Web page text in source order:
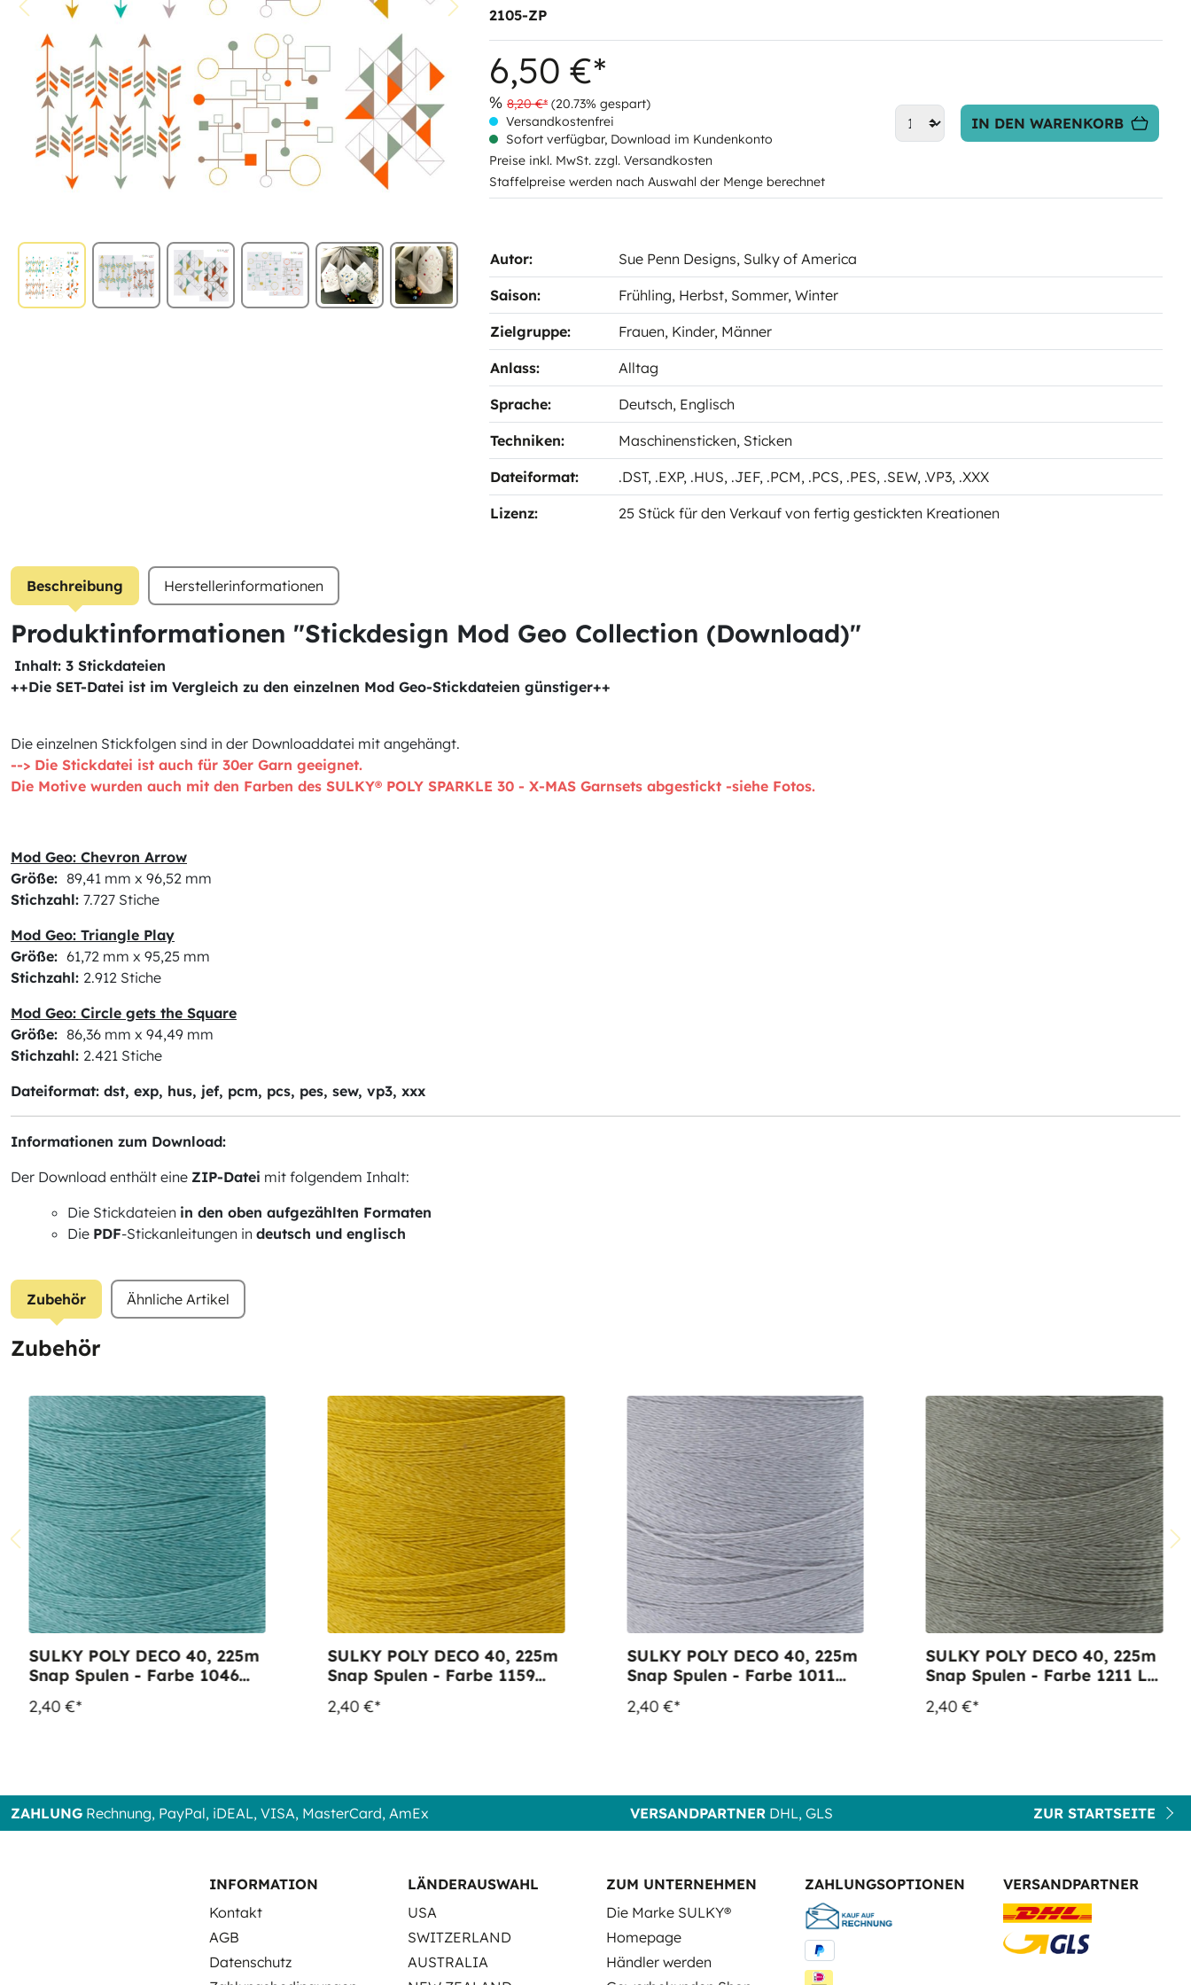
2105-ZP
6,50 €*
% 8,20 €* (20.73% gespart)
Versandkostenfrei
Sofort verfügbar, Download im Kundenkonto
Preise inkl. MwSt. zzgl. Versandkosten
Staffelpreise werden nach Auswahl der Menge berechnet
IN DEN WARENKORB
Autor: Sue Penn Designs, Sulky of America
Saison: Frühling, Herbst, Sommer, Winter
Zielgruppe: Frauen, Kinder, Männer
Anlass: Alltag
Sprache: Deutsch, Englisch
Techniken: Maschinensticken, Sticken
Dateiformat: .DST, .EXP, .HUS, .JEF, .PCM, .PCS, .PES, .SEW, .VP3, .XXX
Lizenz: 25 Stück für den Verkauf von fertig gestickten Kreationen
Beschreibung Herstellerinformationen
Produktinformationen "Stickdesign Mod Geo Collection (Download)"
Inhalt: 3 Stickdateien
++Die SET-Datei ist im Vergleich zu den einzelnen Mod Geo-Stickdateien günstiger++
Die einzelnen Stickfolgen sind in der Downloaddatei mit angehängt.
--> Die Stickdatei ist auch für 30er Garn geeignet.
Die Motive wurden auch mit den Farben des SULKY® POLY SPARKLE 30 - X-MAS Garnsets abgestickt -siehe Fotos.
Mod Geo: Chevron Arrow
Größe: 89,41 mm x 96,52 mm
Stichzahl: 7.727 Stiche
Mod Geo: Triangle Play
Größe: 61,72 mm x 95,25 mm
Stichzahl: 2.912 Stiche
Mod Geo: Circle gets the Square
Größe: 86,36 mm x 94,49 mm
Stichzahl: 2.421 Stiche
Dateiformat: dst, exp, hus, jef, pcm, pcs, pes, sew, vp3, xxx
Informationen zum Download:
Der Download enthält eine ZIP-Datei mit folgendem Inhalt:
Die Stickdateien in den oben aufgezählten Formaten
Die PDF-Stickanleitungen in deutsch und englisch
Zubehör Ähnliche Artikel
Zubehör
SULKY POLY DECO 40, 225m
Snap Spulen - Farbe 1046
2,40 €*
SULKY POLY DECO 40, 225m
Snap Spulen - Farbe 1159
2,40 €*
SULKY POLY DECO 40, 225m
Snap Spulen - Farbe 1011
2,40 €*
SULKY POLY DECO 40, 225m
Snap Spulen - Farbe 1211 Lt.
2,40 €*
ZAHLUNG Rechnung, PayPal, iDEAL, VISA, MasterCard, AmEx VERSANDPARTNER DHL, GLS ZUR STARTSEITE
INFORMATION
Kontakt
AGB
Datenschutz
LÄNDERAUSWAHL
USA
SWITZERLAND
AUSTRALIA
ZUM UNTERNEHMEN
Die Marke SULKY®
Homepage
Händler werden
ZAHLUNGSOPTIONEN VERSANDPARTNER